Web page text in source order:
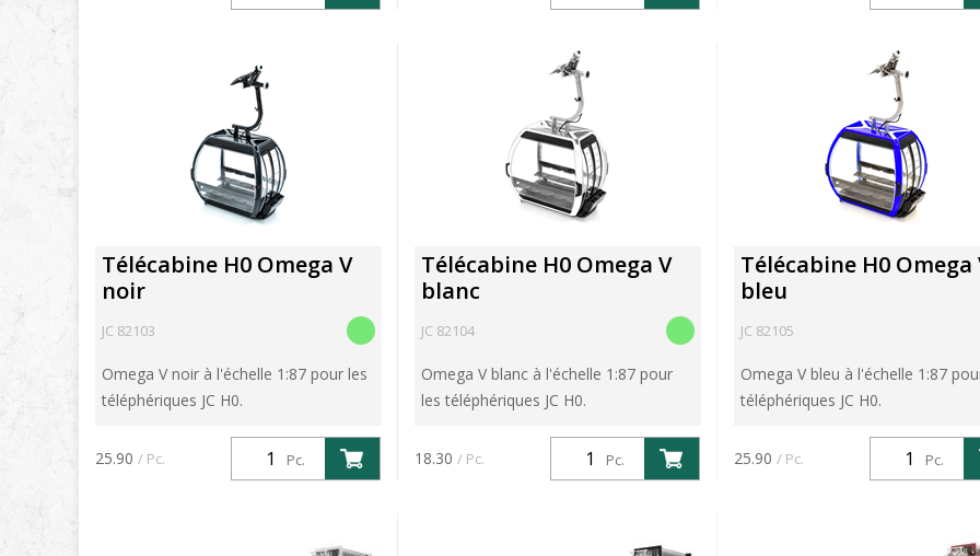
Télécabine H0 Omega V
noir
JC 82103
Omega V noir à l'échelle 1:87 pour les
téléphériques JC H0.
Pc.
25.90 / Pc.
Télécabine H0 Omega V
blanc
JC 82104
Omega V blanc à l'échelle 1:87 pour
les téléphériques JC H0.
Pc.
18.30 / Pc.
Télécabine H0 Omega
bleu
JC 82105
Omega V bleu à l'échelle 1:87
téléphériques JC H0.
Pc.
25.90 / Pc.